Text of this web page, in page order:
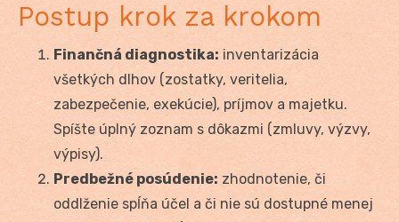
Postup krok za krokom
Finančná diagnostika: inventarizácia
všetkých dlhov (zostatky, veritelia,
zabezpečenie, exekúcie), príjmov a majetku.
Spíšte úplný zoznam s dôkazmi (zmluvy, výzvy,
výpisy).
Predbežné posúdenie: zhodnotenie, či
oddlženie spĺňa účel a či nie sú dostupné menej